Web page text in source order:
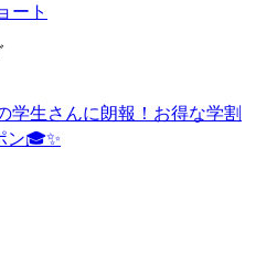
ート
学生さんに朗報！お得な学割
ン🎓✨